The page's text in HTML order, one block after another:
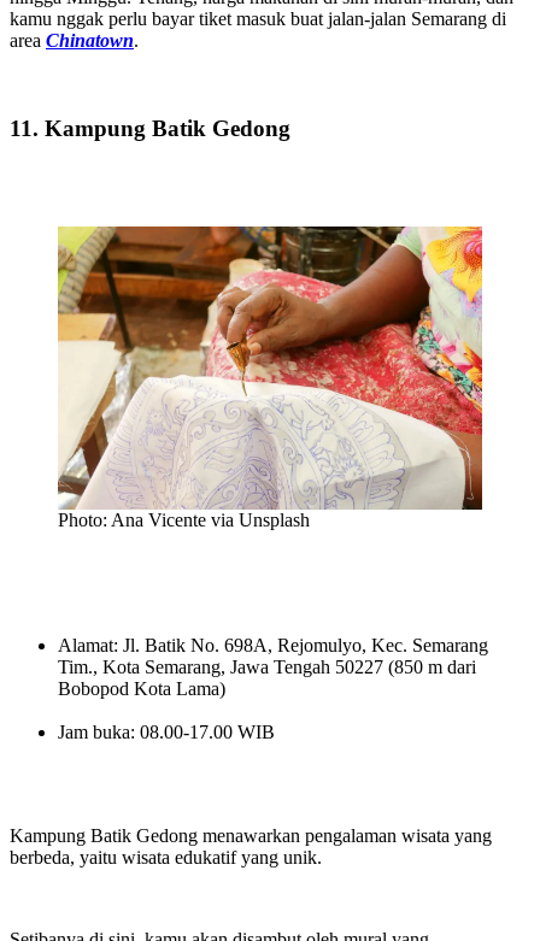
kamu nggak perlu bayar tiket masuk buat jalan-jalan Semarang di
area Chinatown.
11. Kampung Batik Gedong
Photo: Ana Vicente via Unsplash
Alamat: Jl. Batik No. 698A, Rejomulyo, Kec. Semarang
Tim., Kota Semarang, Jawa Tengah 50227 (850 m dari
Bobopod Kota Lama)
Jam buka: 08.00-17.00 WIB
Kampung Batik Gedong menawarkan pengalaman wisata yang
berbeda, yaitu wisata edukatif yang unik.